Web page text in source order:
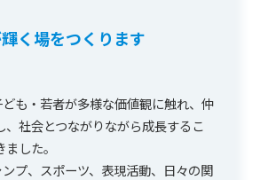
く場をつくります
も・若者が多様な価値観に触れ、仲
、社会とつながりながら成長するこ
した。
プ、スポーツ、表現活動、日々の関